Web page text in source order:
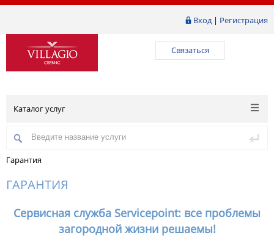
Вход| Регистрация
Связаться
Каталог услуг
Гарантия
ГАРАНТИЯ
Сервисная служба Servicepoint: все проблемы
загородной жизни решаемы!